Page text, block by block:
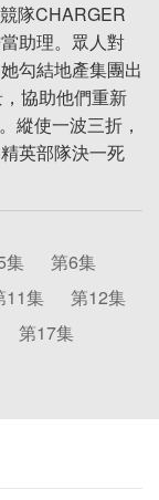
隊CHARGER
助理。眾人對
勾結地產集團出
協助他們重新
縱使一波三折，
英部隊決一死
集
第6集
11集
第12集
第17集